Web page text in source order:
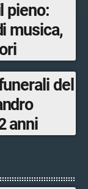
pieno:
musica,
del
anni